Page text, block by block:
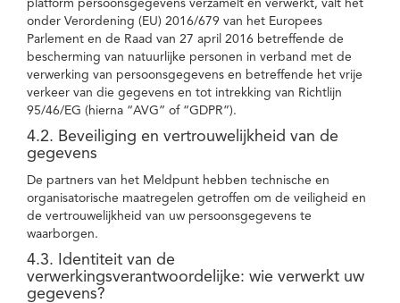
platform persoonsgegevens verzamelt en verwerkt, valt het
onder Verordening (EU) 2016/679 van het Europees
Parlement en de Raad van 27 april 2016 betreffende de
bescherming van natuurlijke personen in verband met de
verwerking van persoonsgegevens en betreffende het vrije
verkeer van die gegevens en tot intrekking van Richtlijn
95/46/EG (hierna “AVG” of “GDPR”).
4.2. Beveiliging en vertrouwelijkheid van de
gegevens
De partners van het Meldpunt hebben technische en
organisatorische maatregelen getroffen om de veiligheid en
de vertrouwelijkheid van uw persoonsgegevens te
waarborgen.
4.3. Identiteit van de
verwerkingsverantwoordelijke: wie verwerkt uw
gegevens?